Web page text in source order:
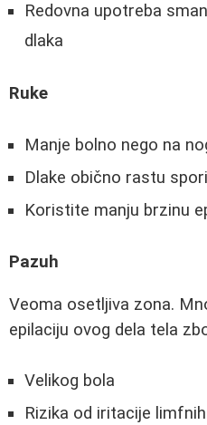
Redovna upotreba
dlaka
Ruke
Manje bolno nego na
Dlake obično rastu
Koristite manju brzinu
Pazuh
Veoma osetljiva zona.
epilaciju ovog dela tela
Velikog bola
Rizika od iritacije